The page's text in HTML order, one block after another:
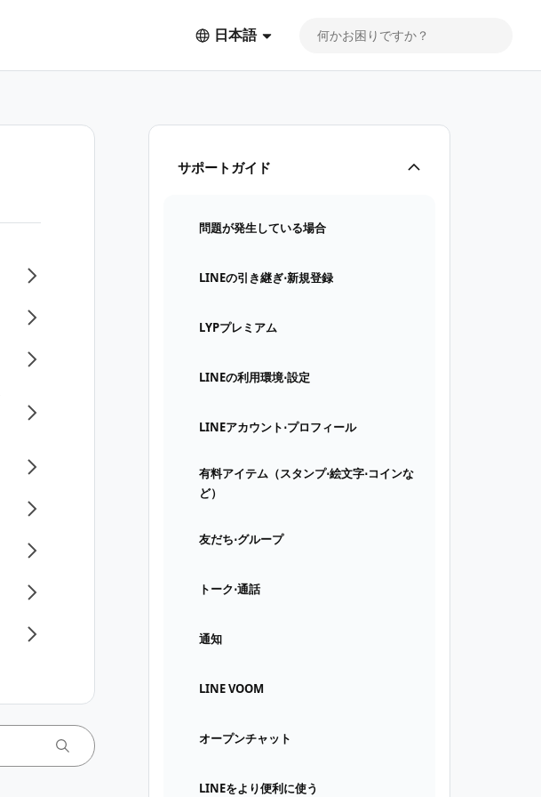
日本語
サポートガイド
問題が発生している場合
LINEの引き継ぎ⋅新規登録
LYPプレミアム
LINEの利用環境⋅設定
LINEアカウント⋅プロフィール
有料アイテム（スタンプ⋅絵文字⋅コインな
ど）
友だち⋅グループ
トーク⋅通話
通知
LINE VOOM
オープンチャット
LINEをより便利に使う